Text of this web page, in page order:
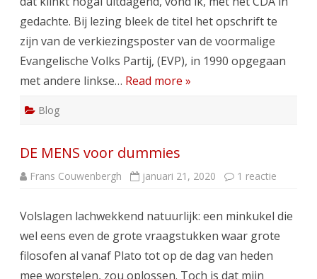
gedachte. Bij lezing bleek de titel het opschrift te
zijn van de verkiezingsposter van de voormalige
Evangelische Volks Partij, (EVP), in 1990 opgegaan
met andere linkse… Read more »
Blog
DE MENS voor dummies
Frans Couwenbergh januari 21, 2020 1 reactie
Volslagen lachwekkend natuurlijk: een minkukel die
wel eens even de grote vraagstukken waar grote
filosofen al vanaf Plato tot op de dag van heden
mee worstelen, zou oplossen. Toch is dat mijn